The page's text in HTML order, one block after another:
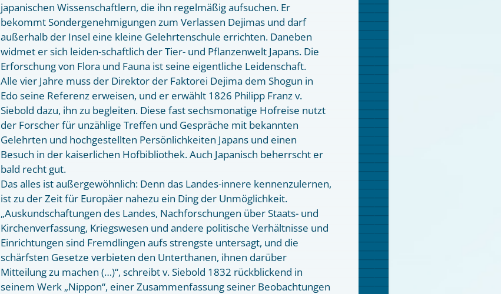
japanischen Wissenschaftlern, die ihn regelmäßig aufsuchen. Er
bekommt Sondergenehmigungen zum Verlassen Dejimas und darf
außerhalb der Insel eine kleine Gelehrtenschule errichten. Daneben
widmet er sich leiden-schaftlich der Tier- und Pflanzenwelt Japans. Die
Erforschung von Flora und Fauna ist seine eigentliche Leidenschaft.
Alle vier Jahre muss der Direktor der Faktorei Dejima dem Shogun in
Edo seine Referenz erweisen, und er erwählt 1826 Philipp Franz v.
Siebold dazu, ihn zu begleiten. Diese fast sechsmonatige Hofreise nutzt
der Forscher für unzählige Treffen und Gespräche mit bekannten
Gelehrten und hochgestellten Persönlichkeiten Japans und einen
Besuch in der kaiserlichen Hofbibliothek. Auch Japanisch beherrscht er
bald recht gut.
Das alles ist außergewöhnlich: Denn das Landes-innere kennenzulernen,
ist zu der Zeit für Europäer nahezu ein Ding der Unmöglichkeit.
„Auskundschaftungen des Landes, Nachforschungen über Staats- und
Kirchenverfassung, Kriegswesen und andere politische Verhältnisse und
Einrichtungen sind Fremdlingen aufs strengste untersagt, und die
schärfsten Gesetze verbieten den Unterthanen, ihnen darüber
Mitteilung zu machen (…)“, schreibt v. Siebold 1832 rückblickend in
seinem Werk „Nippon“, einer Zusammenfassung seiner Beobachtungen